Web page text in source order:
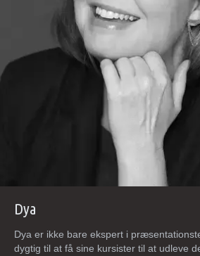
Dya
Dya er ikke bare ekspert i
dygtig til at få sine kursister til at udleve